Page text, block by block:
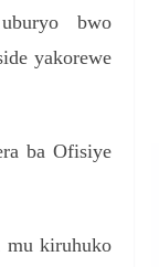
bwo
yakorewe
ba Ofisiye
mu kiruhuko